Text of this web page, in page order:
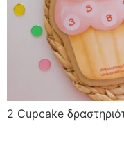
2 Cupcake